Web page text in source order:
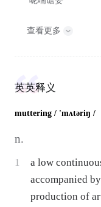
查看更多
英英释义
muttering / 'mʌtəriŋ /
n.
1
a low
accompanied
production of